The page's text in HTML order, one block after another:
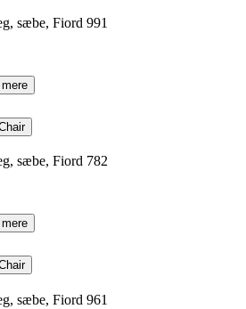
sæbe, Fiord 991
sæbe, Fiord 782
sæbe, Fiord 961